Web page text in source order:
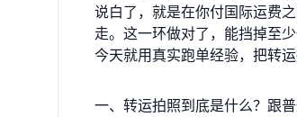
说白了，就是在你付国际运费
走。这一环做对了，能挡掉至少
今天就用真实跑单经验，把转
一、转运拍照到底是什么？跟